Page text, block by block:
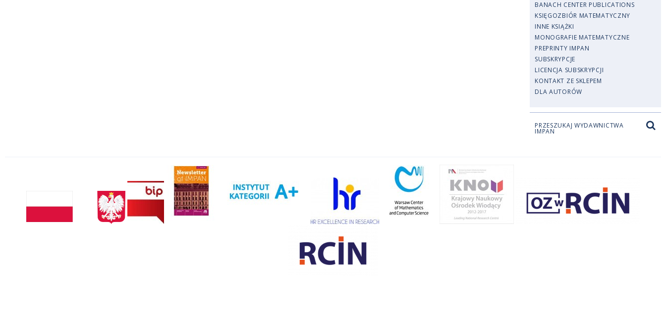
BANACH CENTER PUBLICATIONS
KSIĘGOZBIÓR MATEMATYCZNY
INNE KSIĄŻKI
MONOGRAFIE MATEMATYCZNE
PREPRINTY IMPAN
SUBSKRYPCJE
LICENCJA SUBSKRYPCJI
KONTAKT ZE SKLEPEM
DLA AUTORÓW
PRZESZUKAJ WYDAWNICTWA
IMPAN